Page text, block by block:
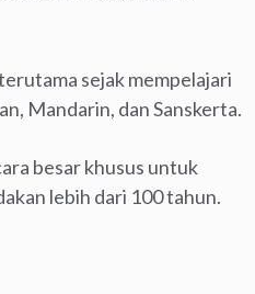
sejak mempelajari
Mandarin, dan Sanskerta.
besar khusus untuk
lebih dari 100 tahun.